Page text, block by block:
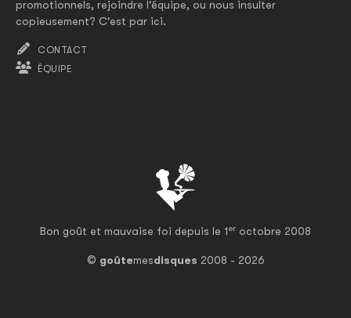
Bon goût et mauvaise foi depuis le 1er octobre 2008
© goûtemesdisques 2008 - 2026
promotionnels, rejoindre l'équipe, ou nous insulter
copieusement? C'est par ici.
CONTACT
ÉQUIPE